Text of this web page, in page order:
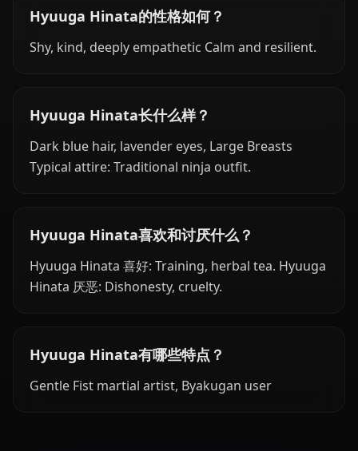
Hyuuga Hinata的性格如何？
Shy, kind, deeply empathetic Calm and resilient.
Hyuuga Hinata长什么样？
Dark blue hair, lavender eyes, Large Breasts
Typical attire: Traditional ninja outfit.
Hyuuga Hinata喜欢和讨厌什么？
Hyuuga Hinata 喜好: Training, herbal tea. Hyuuga
Hinata 厌恶: Dishonesty, cruelty.
Hyuuga Hinata有哪些特点？
Gentle Fist martial artist, Byakugan user